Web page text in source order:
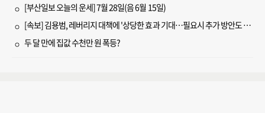
[부산일보 오늘의 운세] 7월 28일(음 6월 15일)
[속보] 김용범, 레버리지 대책에 '상당한 효과 기대…필요시 추가 방안도 검토'
두 달 만에 집값 수천만 원 폭등?